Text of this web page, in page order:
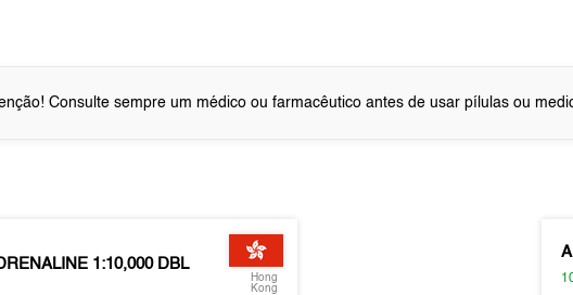
Consulte sempre um médico ou farmacêutico antes de usar pílulas ou
1:10,000 DBL
Hong
Kong